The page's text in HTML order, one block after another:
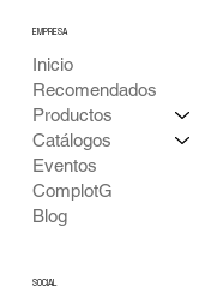
EMPRESA
Inicio
Recomendados
Productos
Catálogos
Eventos
ComplotG
Blog
SOCIAL